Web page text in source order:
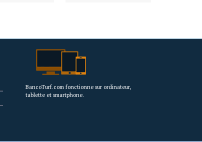
BancoTurf.com fonctionne sur ordinateur,
tablette et smartphone.